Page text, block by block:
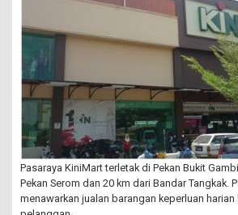
Pasaraya KiniMart terletak di Pekan Bukit
Pekan Serom dan 20 km dari Bandar Tangkak.
menawarkan jualan barangan keperluan harian